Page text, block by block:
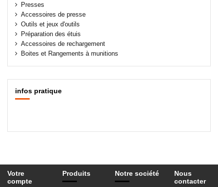
Presses
Accessoires de presse
Outils et jeux d'outils
Préparation des étuis
Accessoires de rechargement
Boites et Rangements à munitions
infos pratique
Votre
compte
Produits Notre société
Nous
contacter